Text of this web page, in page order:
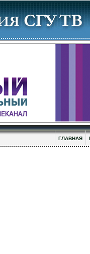
ГЛАВНАЯ